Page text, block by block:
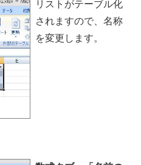
リストがテーブル化
されますので、名称
を変更します。